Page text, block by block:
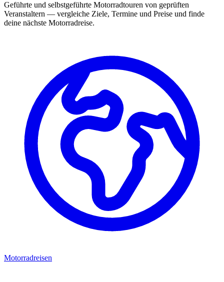
Geführte und selbstgeführte Motorradtouren von geprüften
Veranstaltern — vergleiche Ziele, Termine und Preise und finde
deine nächste Motorradreise.
Motorradreisen